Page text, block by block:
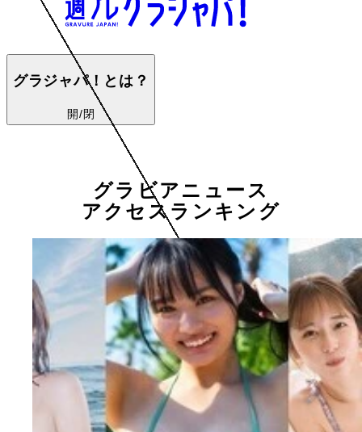
グラジャパ！とは？
開/閉
グラビアニュース
アクセスランキング